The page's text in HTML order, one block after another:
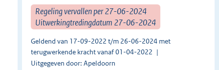
Regeling vervallen per 27-06-2024
Uitwerkingtredingdatum 27-06-2024
Geldend van 17-09-2022 t/m 26-06-2024 met
terugwerkende kracht vanaf 01-04-2022
Uitgegeven door: Apeldoorn